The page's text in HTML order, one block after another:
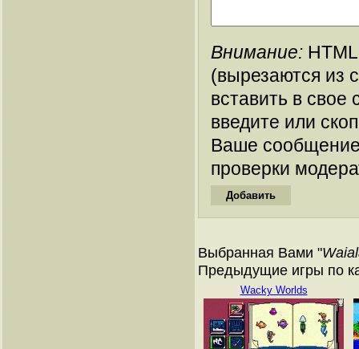
Внимание:
(вырезаются из
вставить в
введите или
Ваше
проверки
Выбранная Вами "
Предыдущие игры по
Wacky Worlds